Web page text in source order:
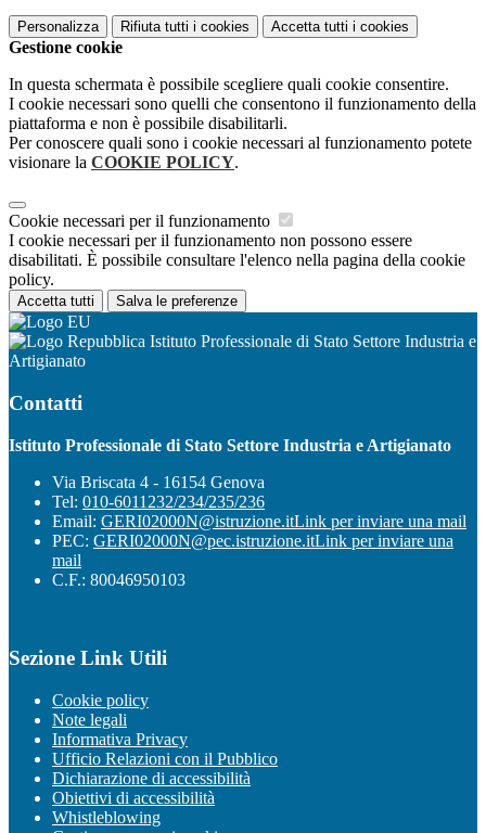
Personalizza Rifiuta tutti i cookies Accetta tutti i cookies
Gestione cookie
In questa schermata è possibile scegliere quali cookie consentire.
I cookie necessari sono quelli che consentono il funzionamento della
piattaforma e non è possibile disabilitarli.
Per conoscere quali sono i cookie necessari al funzionamento potete
visionare la COOKIE POLICY.
Cookie necessari per il funzionamento
I cookie necessari per il funzionamento non possono essere
disabilitati. È possibile consultare l'elenco nella pagina della cookie
policy.
Accetta tutti Salva le preferenze
Istituto Professionale di Stato Settore Industria e
Artigianato
Contatti
Istituto Professionale di Stato Settore Industria e Artigianato
Via Briscata 4 - 16154 Genova
Tel: 010-6011232/234/235/236
Email: GERI02000N@istruzione.itLink per inviare una mail
PEC: GERI02000N@pec.istruzione.itLink per inviare una
mail
C.F.: 80046950103
Sezione Link Utili
Cookie policy
Note legali
Informativa Privacy
Ufficio Relazioni con il Pubblico
Dichiarazione di accessibilità
Obiettivi di accessibilità
Whistleblowing